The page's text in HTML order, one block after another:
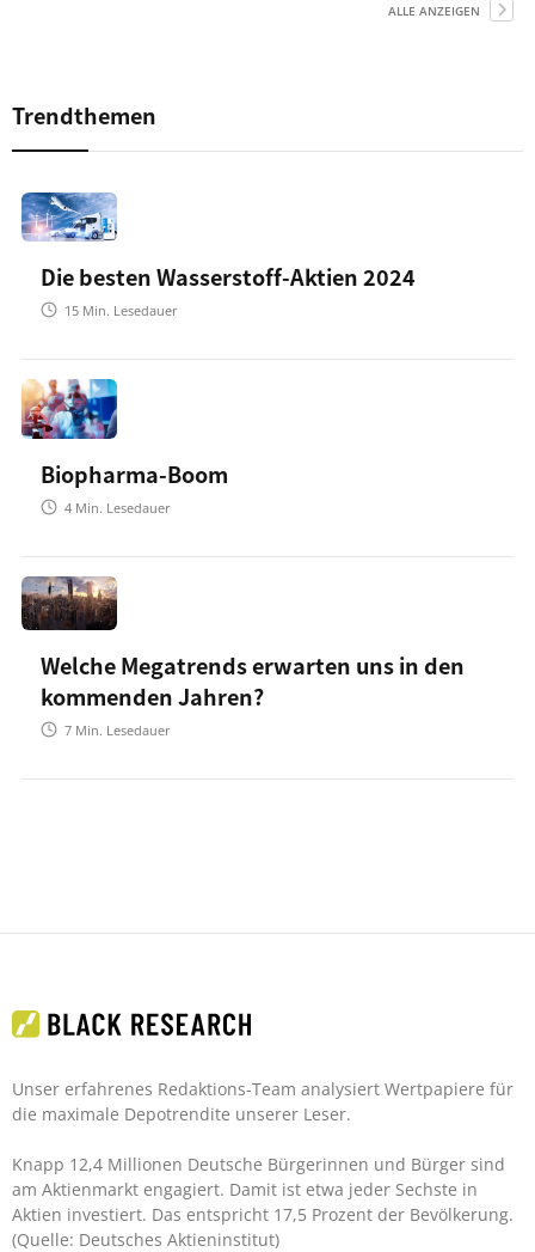
ALLE ANZEIGEN
Trendthemen
Die besten Wasserstoff-Aktien 2024
15 Min. Lesedauer
Biopharma-Boom
4 Min. Lesedauer
Welche Megatrends erwarten uns in den
kommenden Jahren?
7 Min. Lesedauer
Unser erfahrenes Redaktions-Team analysiert Wertpapiere für
die maximale Depotrendite unserer Leser.
Knapp 12,4 Millionen Deutsche Bürgerinnen und Bürger sind
am Aktienmarkt engagiert. Damit ist etwa jeder Sechste in
Aktien investiert. Das entspricht 17,5 Prozent der Bevölkerung.
(Quelle: Deutsches Aktieninstitut)